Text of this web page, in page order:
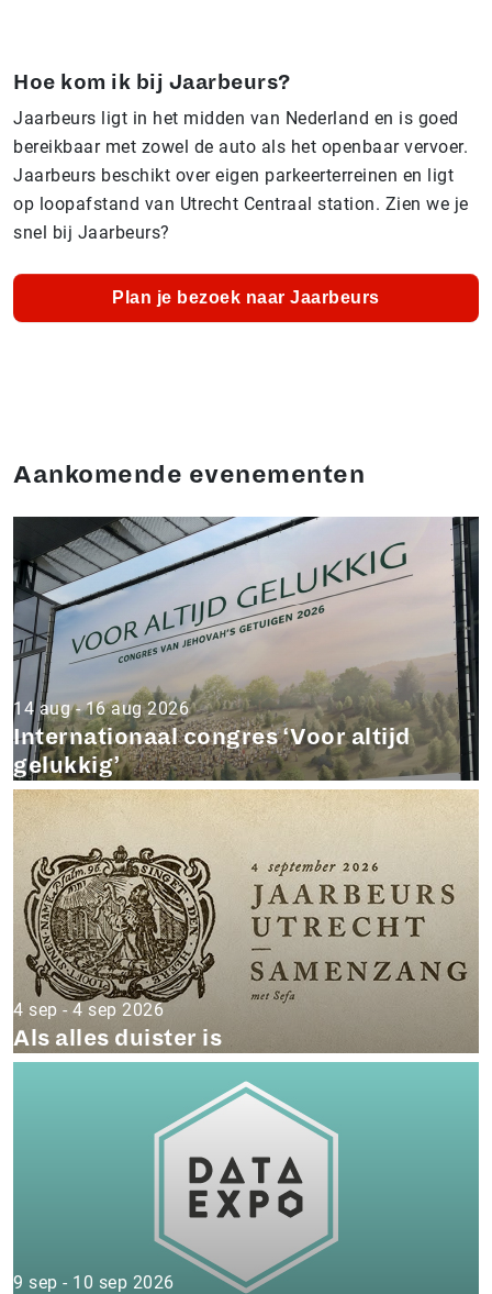
Hoe kom ik bij Jaarbeurs?
Jaarbeurs ligt in het midden van Nederland en is goed
bereikbaar met zowel de auto als het openbaar vervoer.
Jaarbeurs beschikt over eigen parkeerterreinen en ligt
op loopafstand van Utrecht Centraal station. Zien we je
snel bij Jaarbeurs?
Plan je bezoek naar Jaarbeurs
Aankomende evenementen
14 aug - 16 aug 2026
Internationaal congres ‘Voor altijd
gelukkig’
4 sep - 4 sep 2026
Als alles duister is
9 sep - 10 sep 2026